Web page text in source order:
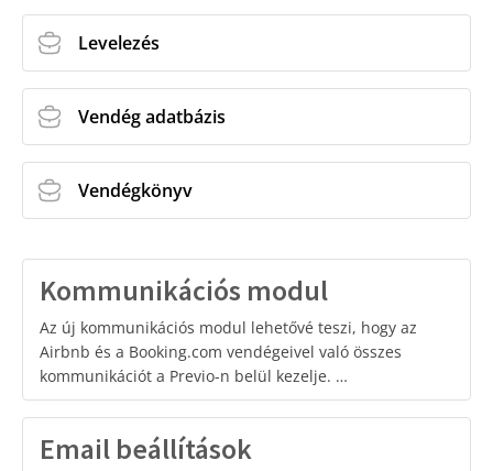
Levelezés
Vendég adatbázis
Vendégkönyv
Kommunikációs modul
Az új kommunikációs modul lehetővé teszi, hogy az
Airbnb és a Booking.com vendégeivel való összes
kommunikációt a Previo-n belül kezelje. …
Email beállítások